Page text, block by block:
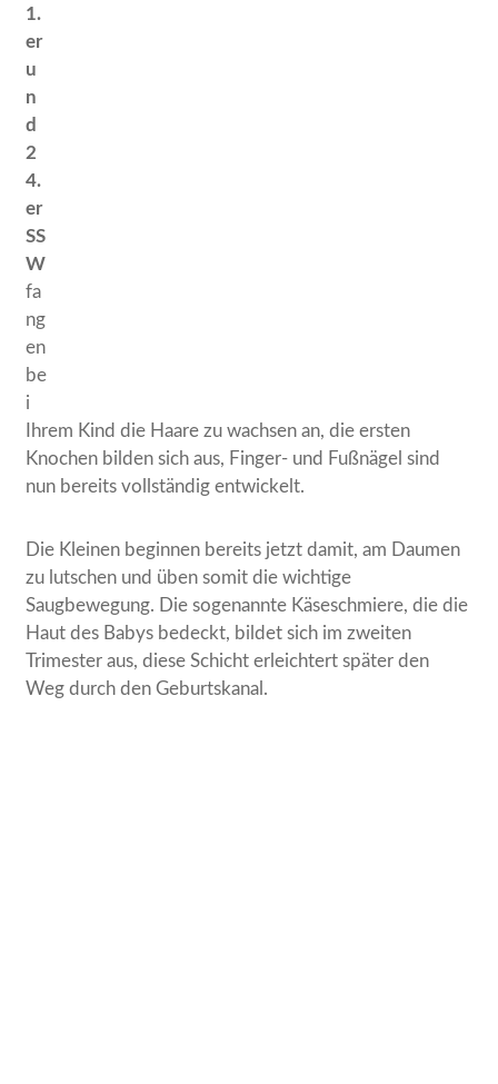
1.
er
u
n
d
2
4.
er
SS
W
fa
ng
en
be
i
Ihrem Kind die Haare zu wachsen an, die ersten
Knochen bilden sich aus, Finger- und Fußnägel sind
nun bereits vollständig entwickelt.
Die Kleinen beginnen bereits jetzt damit, am Daumen
zu lutschen und üben somit die wichtige
Saugbewegung. Die sogenannte Käseschmiere, die die
Haut des Babys bedeckt, bildet sich im zweiten
Trimester aus, diese Schicht erleichtert später den
Weg durch den Geburtskanal.